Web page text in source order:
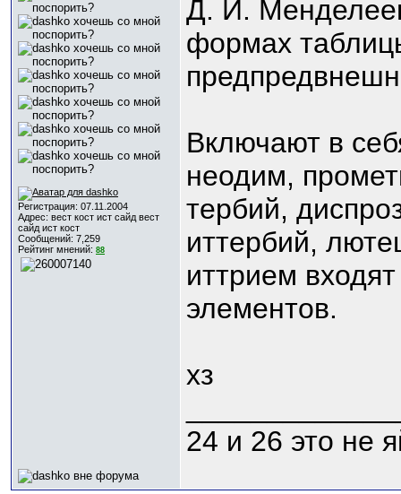
Регистрация: 07.11.2004
Адрес: вест кост ист сайд вест
сайд ист кост
Сообщений: 7,259
Рейтинг мнений: 88
Д. И.
формах
Включают в
неодим,
тербий,
иттербий,
иттрием
элементов.
хз
24 и 26 это не